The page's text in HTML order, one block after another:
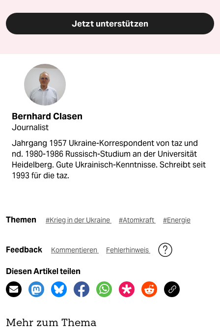
Jetzt unterstützen
Bernhard Clasen
Journalist
Jahrgang 1957 Ukraine-Korrespondent von taz und
nd. 1980-1986 Russisch-Studium an der Universität
Heidelberg. Gute Ukrainisch-Kenntnisse. Schreibt seit
1993 für die taz.
Themen #Krieg in der Ukraine #Atomkraft #Energie
Feedback Kommentieren Fehlerhinweis
Diesen Artikel teilen
Mehr zum Thema